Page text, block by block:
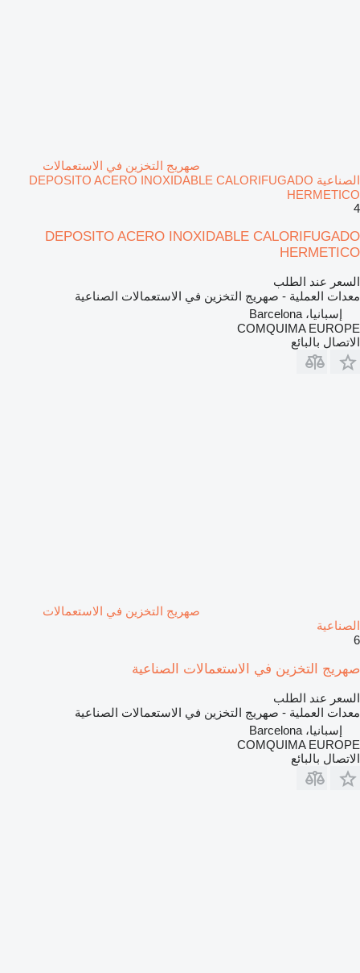
صهريج التخزين في الاستعمالات
الصناعية DEPOSITO ACERO INOXIDABLE CALORIFUGADO
HERMETICO
4
DEPOSITO ACERO INOXIDABLE CALORIFUGADO
HERMETICO
السعر عند الطلب
معدات العملية - صهريج التخزين في الاستعمالات الصناعية
إسبانيا، Barcelona
COMQUIMA EUROPE
الاتصال بالبائع
صهريج التخزين في الاستعمالات
الصناعية
6
صهريج التخزين في الاستعمالات الصناعية
السعر عند الطلب
معدات العملية - صهريج التخزين في الاستعمالات الصناعية
إسبانيا، Barcelona
COMQUIMA EUROPE
الاتصال بالبائع